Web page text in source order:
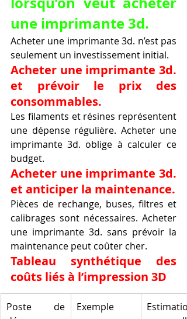
une imprimante 3d.
Acheter une imprimante 3d. n’est pas
seulement un investissement initial.
Acheter une imprimante 3d.
et prévoir le prix des
consommables.
Les filaments et résines représentent
une dépense régulière. Acheter une
imprimante 3d. oblige à calculer ce
budget.
Acheter une imprimante 3d.
et anticiper la maintenance.
Pièces de rechange, buses, filtres et
calibrages sont nécessaires. Acheter
une imprimante 3d. sans prévoir la
maintenance peut coûter cher.
Tableau synthétique des
coûts liés à l’impression 3D
Poste de
Exemple
Estimation